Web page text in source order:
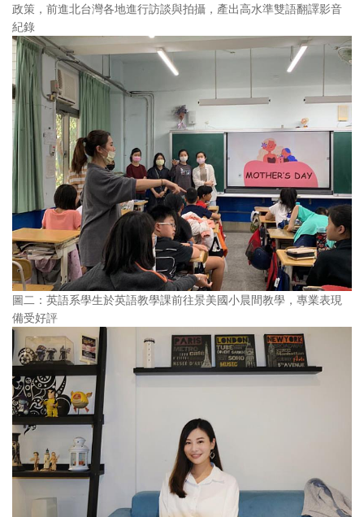
政策，前進北台灣各地進行訪談與拍攝，產出高水準雙語翻譯影音
紀錄
圖二：英語系學生於英語教學課前往景美國小晨間教學，專業表現
備受好評